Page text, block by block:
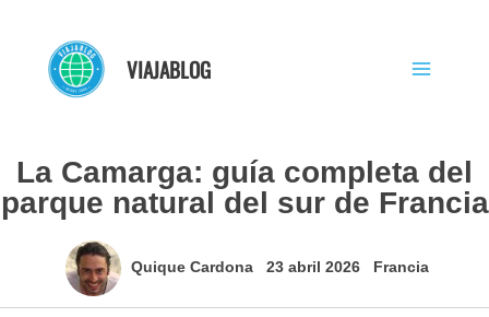
contenido
VIAJABLOG
La Camarga: guía completa del
parque natural del sur de Francia
Quique Cardona 23 abril 2026 Francia